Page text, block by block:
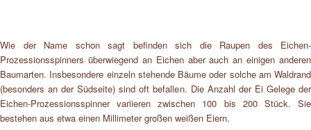
Wie der Name schon sagt befinden sich die Raupen des Eichen-
Prozessionsspinners überwiegend an Eichen aber auch an einigen anderen
Baumarten. Insbesondere einzeln stehende Bäume oder solche am Waldrand
(besonders an der Südseite) sind oft befallen. Die Anzahl der Ei Gelege der
Eichen-Prozessionsspinner variieren zwischen 100 bis 200 Stück. Sie
bestehen aus etwa einen Millimeter großen weißen Eiern.